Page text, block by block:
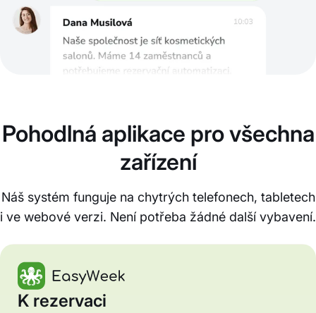
Pohodlná aplikace pro všechna
zařízení
Náš systém funguje na chytrých telefonech, tabletech
i ve webové verzi. Není potřeba žádné další vybavení.
K rezervaci